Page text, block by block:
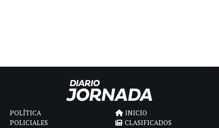
POLÍTICA
POLICIALES
INICIO
CLASIFICADOS